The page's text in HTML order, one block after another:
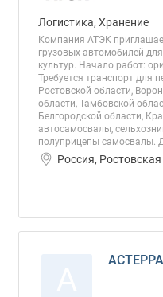
Логистика, Хранение
Компания АТЭК
грузовых автомобилей
культур. Начало работ:
Требуется транспорт для
Ростовской области,
области, Тамбовской
Белгородской области,
автосамосвалы,
полуприцепы самосвалы.
Россия,